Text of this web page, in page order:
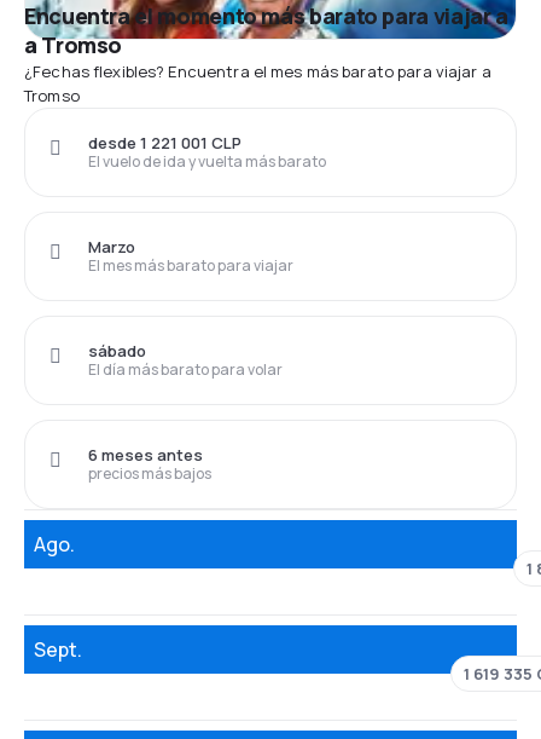
Encuentra el momento más barato para viajar a
a Tromso
¿Fechas flexibles? Encuentra el mes más barato para viajar a
Tromso
El vuelo de ida y vuelta más barato
desde 1 221 001 CLP
El mes más barato para viajar
Marzo
El día más barato para volar
sábado
precios más bajos
6 meses antes
Ago.
1
Sept.
1 619 335